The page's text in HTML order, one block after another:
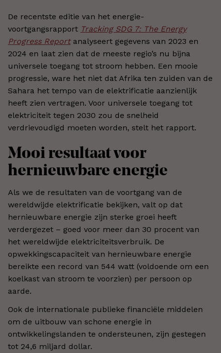
De recentste editie van het energie-
voortgangsrapport Tracking SDG 7: The Energy
Progress Report analyseert gegevens van 2023 en
2024 en laat zien dat de meeste regio’s nu bijna
universele toegang tot stroom hebben. Een mooie
progressie, ware het niet dat Afrika ten zuiden van de
Sahara het tempo van de elektrificatie aanzienlijk
heeft zien vertragen. Voor universele toegang tot
elektriciteit tegen 2030 zou de snelheid
verdrievoudigd moeten worden, stelt het rapport.
Mooi resultaat voor
hernieuwbare energie
Als we de resultaten van de voortgang van de
wereldwijde elektrificatie bekijken, valt op dat
hernieuwbare energie zijn sterke groei heeft
verdergezet – goed voor meer dan 30 procent van
het wereldwijde elektriciteitsverbruik. De
opwekkingscapaciteit van hernieuwbare energie
bereikte een record van 544 watt (voldoende om een
koelkast van stroom te voorzien) per persoon op
aarde.
Ook de internationale publieke financiële middelen
om de uitbouw van schone energie in
ontwikkelingslanden te ondersteunen, zijn gestegen
tot 24,6 miljard dollar.